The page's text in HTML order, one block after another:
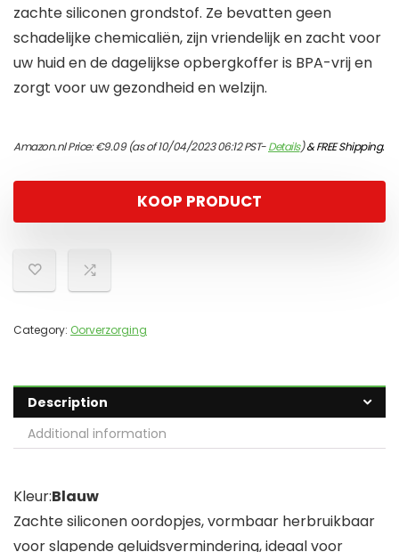
zachte siliconen grondstof. Ze bevatten geen
schadelijke chemicaliën, zijn vriendelijk en zacht voor
uw huid en de dagelijkse opbergkoffer is BPA-vrij en
zorgt voor uw gezondheid en welzijn.
Amazon.nl Price:€9.09(as of 10/04/2023 06:12 PST-Details)&FREE Shipping.
KOOP PRODUCT
Category: Oorverzorging
Description
Additional information
Kleur:Blauw
Zachte siliconen oordopjes, vormbaar herbruikbaar
voor slapende geluidsvermindering, ideaal voor